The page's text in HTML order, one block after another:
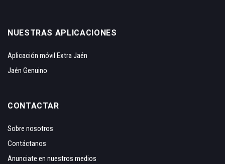
NUESTRAS APLICACIONES
Aplicación móvil Extra Jaén
Jaén Genuino
CONTACTAR
Sobre nosotros
Contáctanos
Anunciate en nuestros medios